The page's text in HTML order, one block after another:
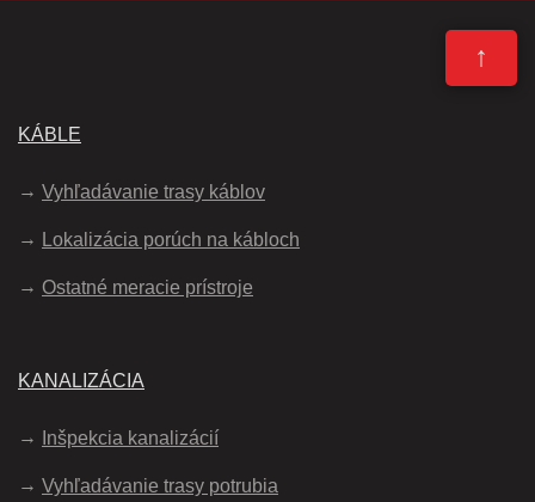
↑
KÁBLE
Vyhľadávanie trasy káblov
Lokalizácia porúch na kábloch
Ostatné meracie prístroje
KANALIZÁCIA
Inšpekcia kanalizácií
Vyhľadávanie trasy potrubia